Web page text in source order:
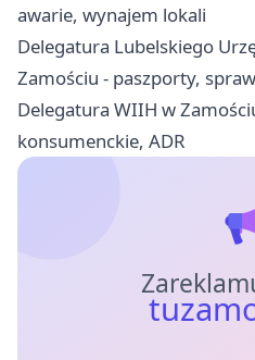
awarie, wynajem lokali
Delegatura Lubelskiego
Zamościu - paszporty,
Delegatura WIIH w
konsumenckie, ADR